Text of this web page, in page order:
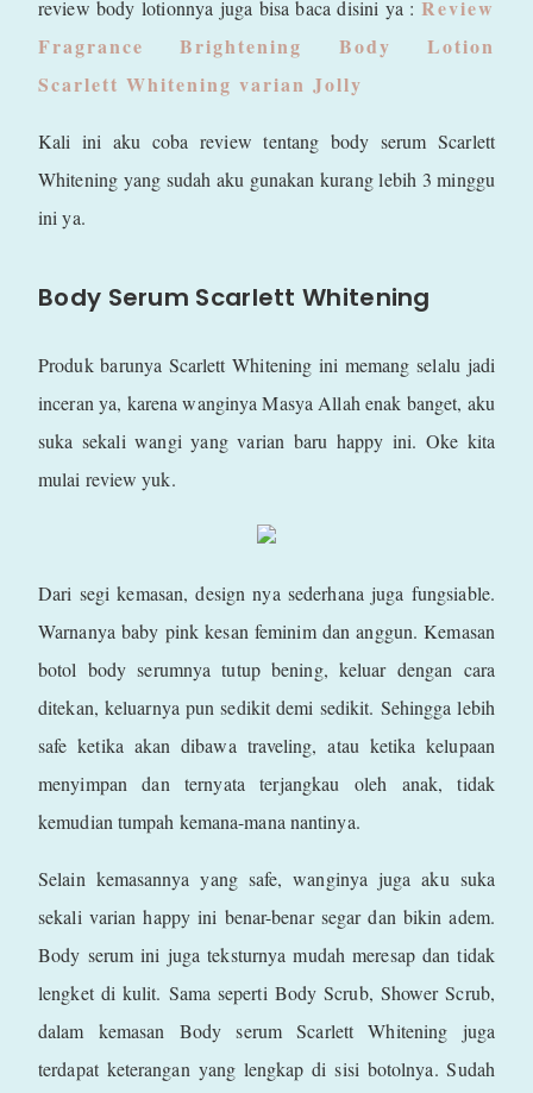
review body lotionnya juga bisa baca disini ya : Review
Fragrance Brightening Body Lotion
Scarlett Whitening varian Jolly
Kali ini aku coba review tentang body serum Scarlett
Whitening yang sudah aku gunakan kurang lebih 3 minggu
ini ya.
Body Serum Scarlett Whitening
Produk barunya Scarlett Whitening ini memang selalu jadi
inceran ya, karena wanginya Masya Allah enak banget, aku
suka sekali wangi yang varian baru happy ini. Oke kita
mulai review yuk.
Dari segi kemasan, design nya sederhana juga fungsiable.
Warnanya baby pink kesan feminim dan anggun. Kemasan
botol body serumnya tutup bening, keluar dengan cara
ditekan, keluarnya pun sedikit demi sedikit. Sehingga lebih
safe ketika akan dibawa traveling, atau ketika kelupaan
menyimpan dan ternyata terjangkau oleh anak, tidak
kemudian tumpah kemana-mana nantinya.
Selain kemasannya yang safe, wanginya juga aku suka
sekali varian happy ini benar-benar segar dan bikin adem.
Body serum ini juga teksturnya mudah meresap dan tidak
lengket di kulit. Sama seperti Body Scrub, Shower Scrub,
dalam kemasan Body serum Scarlett Whitening juga
terdapat keterangan yang lengkap di sisi botolnya. Sudah